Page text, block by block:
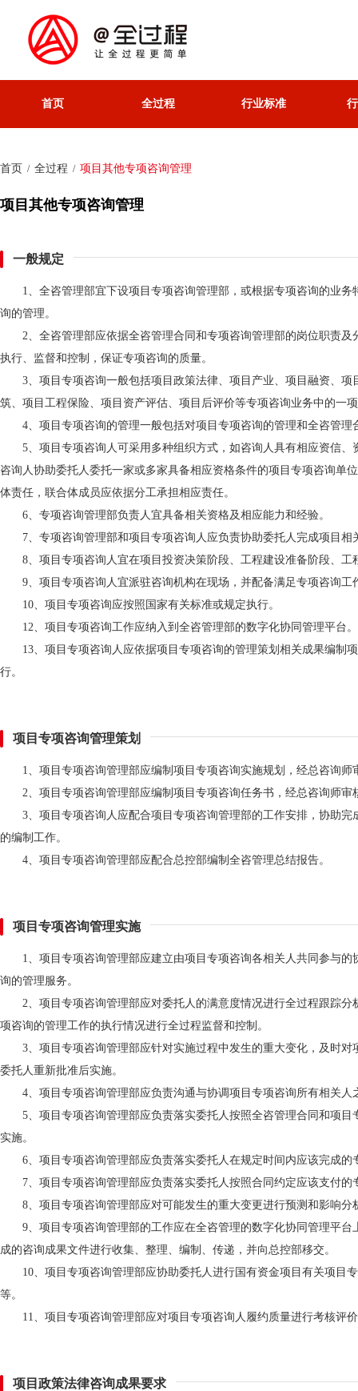
首页 全过程 行业标准
首页 / 全过程 / 项目其他专项咨询管理
项目其他专项咨询管理
一般规定
1、全咨管理部宜下设项目专项咨询管理部，或根据专项咨询的业
询的管理。
2、全咨管理部应依据全咨管理合同和专项咨询管理部的岗位职责
执行、监督和控制，保证专项咨询的质量。
3、项目专项咨询一般包括项目政策法律、项目产业、项目融资、
筑、项目工程保险、项目资产评估、项目后评价等专项咨询业务中的一
4、项目专项咨询的管理一般包括对项目专项咨询的管理和全咨管
5、项目专项咨询人可采用多种组织方式，如咨询人具有相应资信
咨询人协助委托人委托一家或多家具备相应资格条件的项目专项咨询单
体责任，联合体成员应依据分工承担相应责任。
6、专项咨询管理部负责人宜具备相关资格及相应能力和经验。
7、专项咨询管理部和项目专项咨询人应负责协助委托人完成项目相
8、项目专项咨询人宜在项目投资决策阶段、工程建设准备阶段、
9、项目专项咨询人宜派驻咨询机构在现场，并配备满足专项咨询工
10、项目专项咨询应按照国家有关标准或规定执行。
12、项目专项咨询工作应纳入到全咨管理部的数字化协同管理平台。
13、项目专项咨询人应依据项目专项咨询的管理策划相关成果编制
行。
项目专项咨询管理策划
1、项目专项咨询管理部应编制项目专项咨询实施规划，经总咨询
2、项目专项咨询管理部应编制项目专项咨询任务书，经总咨询师审
3、项目专项咨询人应配合项目专项咨询管理部的工作安排，协助
的编制工作。
4、项目专项咨询管理部应配合总控部编制全咨管理总结报告。
项目专项咨询管理实施
1、项目专项咨询管理部应建立由项目专项咨询各相关人共同参与
询的管理服务。
2、项目专项咨询管理部应对委托人的满意度情况进行全过程跟踪
项咨询的管理工作的执行情况进行全过程监督和控制。
3、项目专项咨询管理部应针对实施过程中发生的重大变化，及时
委托人重新批准后实施。
4、项目专项咨询管理部应负责沟通与协调项目专项咨询所有相关人
5、项目专项咨询管理部应负责落实委托人按照全咨管理合同和项
实施。
6、项目专项咨询管理部应负责落实委托人在规定时间内应该完成的
7、项目专项咨询管理部应负责落实委托人按照合同约定应该支付的
8、项目专项咨询管理部应对可能发生的重大变更进行预测和影响
9、项目专项咨询管理部的工作应在全咨管理的数字化协同管理平
成的咨询成果文件进行收集、整理、编制、传递，并向总控部移交。
10、项目专项咨询管理部应协助委托人进行国有资金项目有关项目
等。
11、项目专项咨询管理部应对项目专项咨询人履约质量进行考核评
项目政策法律咨询成果要求